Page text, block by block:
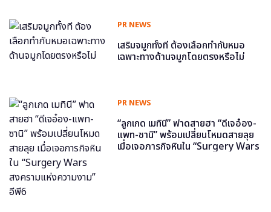
PR NEWS
เสริมจมูกทั้งที ต้องเลือกทำกับหมอ
เฉพาะทางด้านจมูกโดยตรงหรือไม่
PR NEWS
“ลูกเกด เมทินี” ฟาดสายฮา “ดีเจอ๋อง-
แพท-ซานิ” พร้อมเปลี่ยนโหมดสายลุย
เมื่อเจอภารกิจหินใน “Surgery Wars